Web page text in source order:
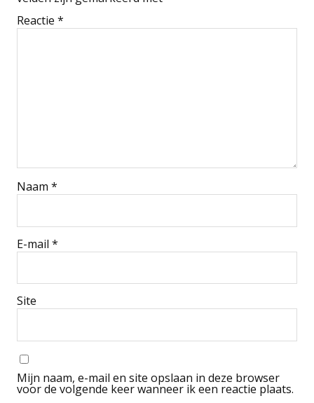
Reactie *
Naam *
E-mail *
Site
Mijn naam, e-mail en site opslaan in deze browser
voor de volgende keer wanneer ik een reactie plaats.